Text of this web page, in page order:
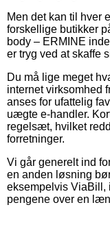
Men det kan til hver
forskellige butikker
body – ERMINE
er tryg ved at skaffe
Du må lige meget
internet virksomhed
anses for ufattelig
uægte e-handler.
regelsæt, hvilket
forretninger.
Vi går generelt ind
en anden løsning
eksempelvis
pengene over en